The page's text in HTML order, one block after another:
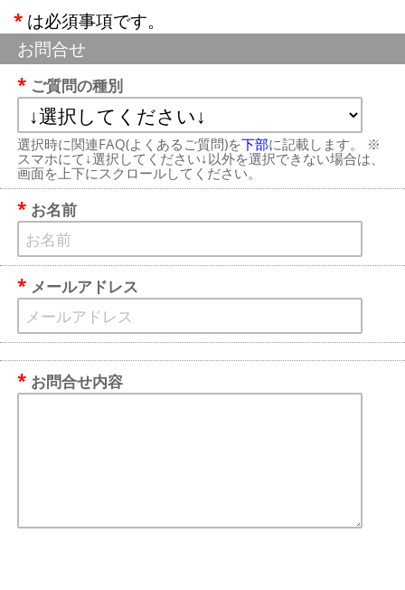
*は必須事項です。
お問合せ
ご質問の種別
選択時に関連FAQ(よくあるご質問)を下部に記載します。 ※
スマホにて↓選択してください↓以外を選択できない場合は、
画面を上下にスクロールしてください。
お名前
メールアドレス
お問合せ内容